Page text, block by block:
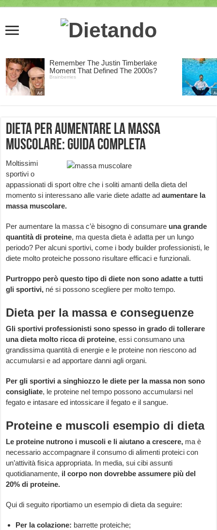
Dieta per aumentare la massa
muscolare: guida completa
Moltissimi
sportivi o
appassionati di sport oltre che i soliti amanti della dieta del
momento si interessano alle varie diete adatte adaumentare la
massa muscolare.
Per aumentare la massa c’è bisogno di consumare una grande
quantità di proteine, ma questa dieta è adatta per un lungo
periodo? Per alcuni sportivi, come i body builder professionisti, le
diete molto proteiche possono risultare efficaci e funzionali.
Purtroppo però questo tipo di diete non sono adatte a tutti
gli sportivi, né si possono scegliere per molto tempo.
Dieta per la massa e conseguenze
Gli sportivi professionisti sono spesso in grado di tollerare
una dieta molto ricca di proteine, essi consumano una
grandissima quantità di energie e le proteine non riescono ad
accumularsi e ad apportare danni agli organi.
Per gli sportivi a singhiozzo le diete per la massa non sono
consigliate, le proteine nel tempo possono accumularsi nel
fegato e intasare ed intossicare il fegato e il sangue.
Proteine e muscoli esempio di dieta
Le proteine nutrono i muscoli e li aiutano a crescere, ma è
necessario accompagnare il consumo di alimenti proteici con
un’attività fisica appropriata. In media, sui cibi assunti
quotidianamente, il corpo non dovrebbe assumere più del
20% di proteine.
Qui di seguito riportiamo un esempio di dieta da seguire:
Per la colazione: barrette proteiche;